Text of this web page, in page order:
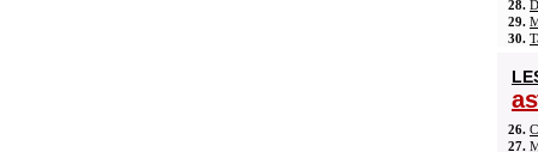
28.
29.
30.
26.
27.